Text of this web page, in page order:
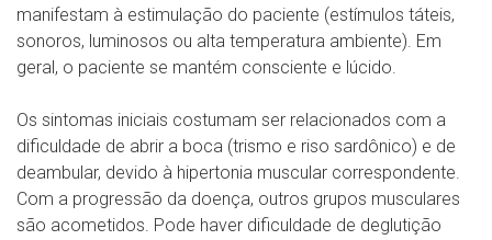
manifestam à estimulação do paciente (estímulos táteis,
sonoros, luminosos ou alta temperatura ambiente). Em
geral, o paciente se mantém consciente e lúcido.
Os sintomas iniciais costumam ser relacionados com a
dificuldade de abrir a boca (trismo e riso sardônico) e de
deambular, devido à hipertonia muscular correspondente.
Com a progressão da doença, outros grupos musculares
são acometidos. Pode haver dificuldade de deglutição